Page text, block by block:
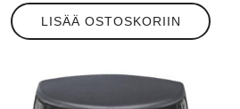
LISÄÄ OSTOSKORIIN